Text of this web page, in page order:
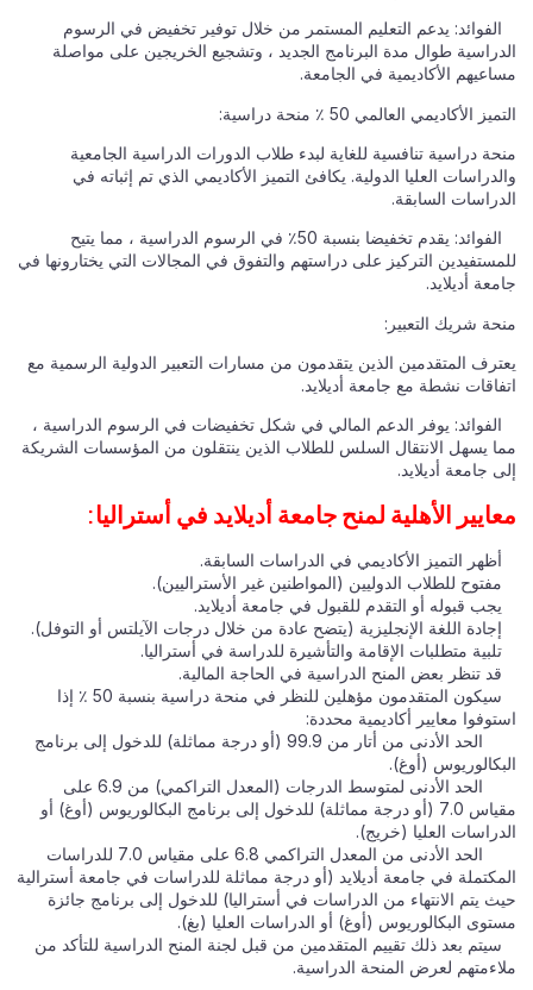
الفوائد: يدعم التعليم المستمر من خلال توفير تخفيض في الرسوم
الدراسية طوال مدة البرنامج الجديد ، وتشجيع الخريجين على مواصلة
مساعيهم الأكاديمية في الجامعة.
التميز الأكاديمي العالمي 50 ٪ منحة دراسية:
منحة دراسية تنافسية للغاية لبدء طلاب الدورات الدراسية الجامعية
والدراسات العليا الدولية. يكافئ التميز الأكاديمي الذي تم إثباته في
الدراسات السابقة.
الفوائد: يقدم تخفيضا بنسبة 50٪ في الرسوم الدراسية ، مما يتيح
للمستفيدين التركيز على دراستهم والتفوق في المجالات التي يختارونها في
جامعة أديلايد.
منحة شريك التعبير:
يعترف المتقدمين الذين يتقدمون من مسارات التعبير الدولية الرسمية مع
اتفاقات نشطة مع جامعة أديلايد.
الفوائد: يوفر الدعم المالي في شكل تخفيضات في الرسوم الدراسية ،
مما يسهل الانتقال السلس للطلاب الذين ينتقلون من المؤسسات الشريكة
إلى جامعة أديلايد.
معايير الأهلية لمنح جامعة أديلايد في أستراليا:
أظهر التميز الأكاديمي في الدراسات السابقة.
مفتوح للطلاب الدوليين (المواطنين غير الأستراليين).
يجب قبوله أو التقدم للقبول في جامعة أديلايد.
إجادة اللغة الإنجليزية (يتضح عادة من خلال درجات الآيلتس أو التوفل).
تلبية متطلبات الإقامة والتأشيرة للدراسة في أستراليا.
قد تنظر بعض المنح الدراسية في الحاجة المالية.
سيكون المتقدمون مؤهلين للنظر في منحة دراسية بنسبة 50 ٪ إذا
استوفوا معايير أكاديمية محددة:
الحد الأدنى من أتار من 99.9 (أو درجة مماثلة) للدخول إلى برنامج
البكالوريوس (أوغ).
الحد الأدنى لمتوسط الدرجات (المعدل التراكمي) من 6.9 على
مقياس 7.0 (أو درجة مماثلة) للدخول إلى برنامج البكالوريوس (أوغ) أو
الدراسات العليا (خريج).
الحد الأدنى من المعدل التراكمي 6.8 على مقياس 7.0 للدراسات
المكتملة في جامعة أديلايد (أو درجة مماثلة للدراسات في جامعة أسترالية
حيث يتم الانتهاء من الدراسات في أستراليا) للدخول إلى برنامج جائزة
مستوى البكالوريوس (أوغ) أو الدراسات العليا (بغ).
سيتم بعد ذلك تقييم المتقدمين من قبل لجنة المنح الدراسية للتأكد من
ملاءمتهم لعرض المنحة الدراسية.